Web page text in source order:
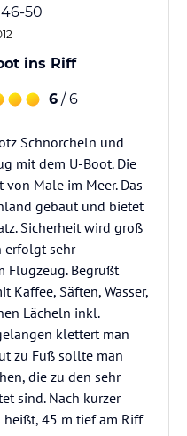
46-50
ins Riff
6 / 6
Schnorcheln und
mit dem U-Boot. Die
Male im Meer. Das
gebaut und bietet
Sicherheit wird groß
erfolgt sehr
Flugzeug. Begrüßt
Kaffee, Säften, Wasser,
Lächeln inkl.
klettert man
zu Fuß sollte man
die zu den sehr
sind. Nach kurzer
heißt, 45 m tief am Riff